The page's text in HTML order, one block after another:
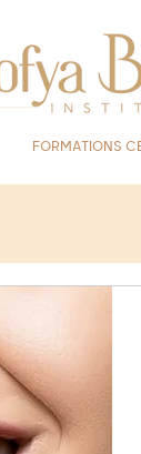
FORMATIONS